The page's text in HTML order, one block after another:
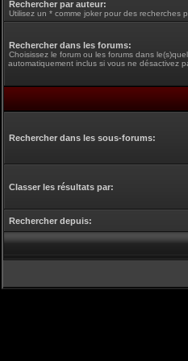
Rechercher par auteur:
Utilisez un * comme joker pour des recherches
Rechercher dans les forums:
Choisissez le forum ou les forums dans
automatiquement inclus si vous ne désactivez
Rechercher dans les sous-forums:
Classer les résultats par:
Rechercher depuis: